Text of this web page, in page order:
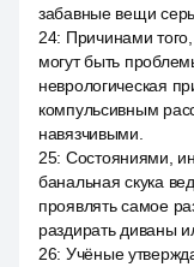
забавные вещи
24: Причинами того,
могут быть
неврологическая
компульсивным
навязчивыми.
25: Состояниями,
банальная скука
проявлять самое
раздирать диваны
26: Учёные